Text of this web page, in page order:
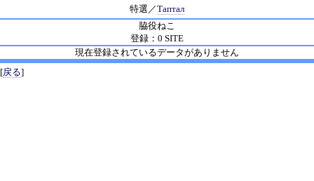
特選／Таптал
脇役ねこ
登録：0 SITE
現在登録されているデータがありません
[戻る]